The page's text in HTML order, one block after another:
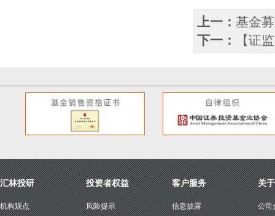
上一： 基金
下一：
【证
汇林投研
机构观点
投资者权益
风险提示
客户服务
信息披露
关
公司